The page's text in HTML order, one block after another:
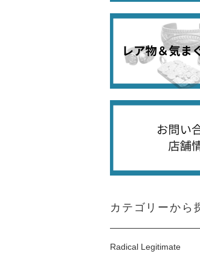
カテゴリーから
Radical Legitimate